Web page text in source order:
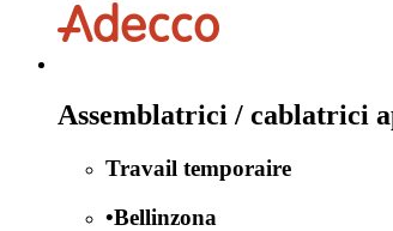
Assemblatrici / cablatrici
Travail temporaire
•Bellinzona